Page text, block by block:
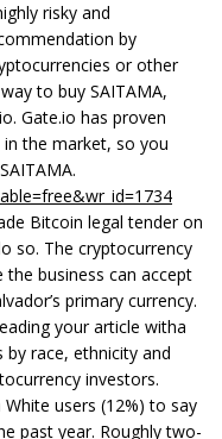
risky and
by
or other
to buy SAITAMA,
Gate.io has proven
the market, so you
Bitcoin legal tender on
so. The cryptocurrency
business can accept
primary currency.
your article witha
by race, ethnicity and
investors.
users (12%) to say
past year. Roughly two-